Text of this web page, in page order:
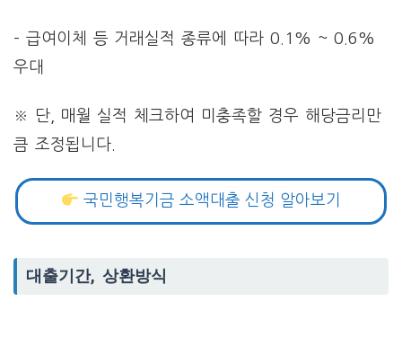
– 급여이체 등 거래실적 종류에 따라 0.1% ~ 0.6%
우대
※ 단, 매월 실적 체크하여 미충족할 경우 해당금리만
큼 조정됩니다.
국민행복기금 소액대출 신청 알아보기
대출기간, 상환방식